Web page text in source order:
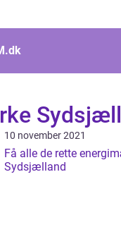
dk
10 november 2021
Få alle de rette
Sydsjælland